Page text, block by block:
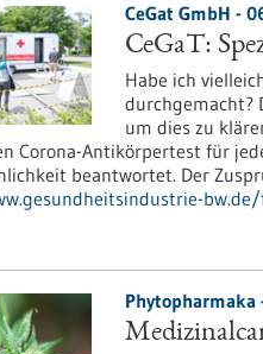
CeGat GmbH -
CeGaT:
Habe ich
durchgemacht?
um dies zu
Corona-Antikörpertest für
beantwortet. Der
Phytopharmaka